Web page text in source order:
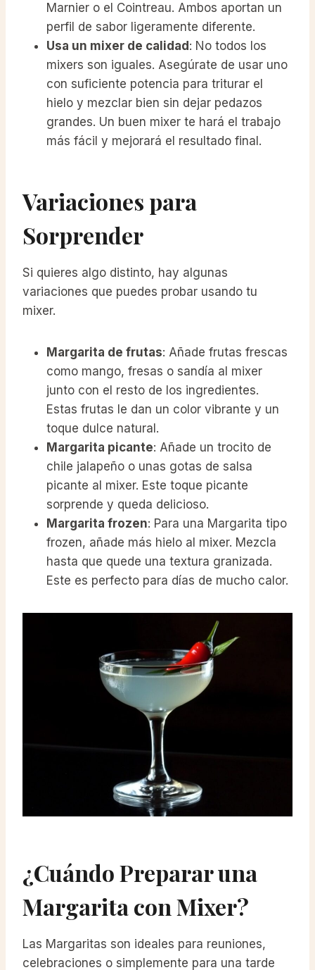
Marnier o el Cointreau. Ambos aportan un
perfil de sabor ligeramente diferente.
Usa un mixer de calidad : No todos los
mixers son iguales. Asegúrate de usar uno
con suficiente potencia para triturar el
hielo y mezclar bien sin dejar pedazos
grandes. Un buen mixer te hará el trabajo
más fácil y mejorará el resultado final.
Variaciones para
Sorprender
Si quieres algo distinto, hay algunas
variaciones que puedes probar usando tu
mixer.
Margarita de frutas: Añade frutas frescas
como mango, fresas o sandía al mixer
junto con el resto de los ingredientes.
Estas frutas le dan un color vibrante y un
toque dulce natural.
Margarita picante: Añade un trocito de
chile jalapeño o unas gotas de salsa
picante al mixer. Este toque picante
sorprende y queda delicioso.
Margarita frozen: Para una Margarita tipo
frozen, añade más hielo al mixer. Mezcla
hasta que quede una textura granizada.
Este es perfecto para días de mucho calor.
¿Cuándo Preparar una
Margarita con Mixer?
Las Margaritas son ideales para reuniones,
celebraciones o simplemente para una tarde